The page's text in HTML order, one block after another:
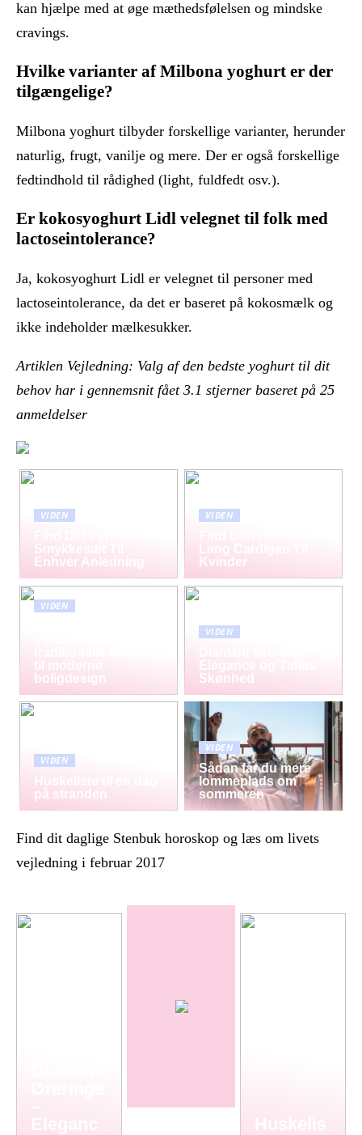
kan hjælpe med at øge mæthedsfølelsen og mindske
cravings.
Hvilke varianter af Milbona yoghurt er der
tilgængelige?
Milbona yoghurt tilbyder forskellige varianter, herunder
naturlig, frugt, vanilje og mere. Der er også forskellige
fedtindhold til rådighed (light, fuldfedt osv.).
Er kokosyoghurt Lidl velegnet til folk med
lactoseintolerance?
Ja, kokosyoghurt Lidl er velegnet til personer med
lactoseintolerance, da det er baseret på kokosmælk og
ikke indeholder mælkesukker.
Artiklen Vejledning: Valg af den bedste yoghurt til dit
behov har i gennemsnit fået 3.1 stjerner baseret på 25
anmeldelser
VIDEN
Smykkesæt Til
Enhver Anledning
VIDEN
Lang Cardigan Til
Kvinder
VIDEN
til moderne
boligdesign
VIDEN
Elegance og Tidløs
Skønhed
VIDEN
Huskeliste til en dag
på stranden
VIDEN
Sådan får du mere
lommeplads om
sommeren
Find dit daglige Stenbuk horoskop og læs om livets
vejledning i februar 2017
Eleganc
Huskelis